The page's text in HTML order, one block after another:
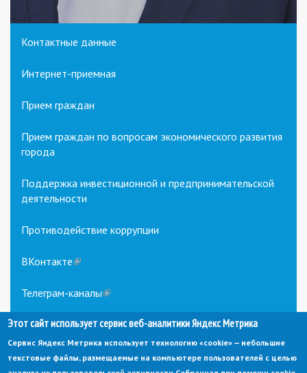
Контактные данные
Интернет-приемная
Прием граждан
Прием граждан по вопросам экономического развития
города
Поддержка инвестиционной и предпринимательской
деятельности
Противодействие коррупции
ВКонтакте(link
external)
Телеграм-каналы(link
external)
Этот сайт использует сервис веб-аналитики Яндекс Метрика
Сервис Яндекс Метрика использует технологию «cookie» — небольшие
текстовые файлы, размещаемые на компьютере пользователей с целью